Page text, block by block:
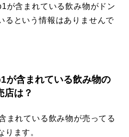
が含まれている飲み物がドン
るという情報はありませんで
が含まれている飲み物の
店は？
まれている飲み物が売ってる
ります。